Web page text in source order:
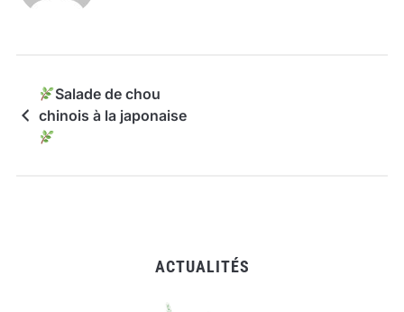
Salade de chou
chinois à la japonaise
ACTUALITÉS